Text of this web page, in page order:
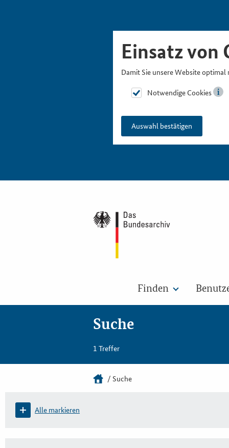
Einsatz von
Damit Sie unsere Website
Notwendige Cookies
Auswahl bestätigen
Finden
Suche
1 Treffer
Suche
Alle markieren